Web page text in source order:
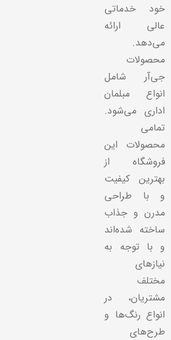
است تا از این ابزار به بهترین شکل ممکن
کاری تیم کمک کند.
خود خدماتی
عالی ارائه
می‌دهد.
محصولات
جی‌آر شامل
انواع مبلمان
اداری می‌شود.
تمامی
محصولات این
فروشگاه از
بهترین کیفیت
و با طراحی
مدرن و جذاب
ساخته شده‌اند
و با توجه به
نیازهای
مختلف
مشتریان، در
انواع رنگ‌ها و
طرح‌های